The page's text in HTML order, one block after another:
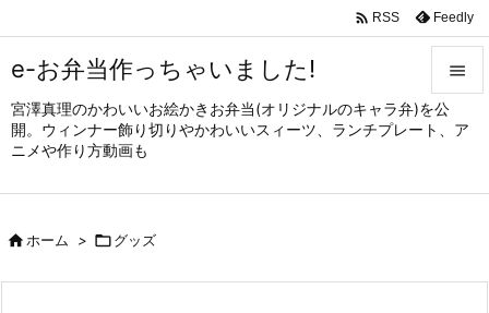
e-お弁当作っちゃいました!
宮澤真理のかわいいお絵かきお弁当(オリジナルのキャラ弁)を公
開。ウィンナー飾り切りやかわいいスィーツ、ランチプレート、ア
ニメや作り方動画も


メニュ
サイド

 RSS Feedly
ホーム > グッズ